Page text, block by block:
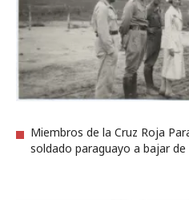
Miembros de la Cruz Roja
soldado paraguayo a bajar de